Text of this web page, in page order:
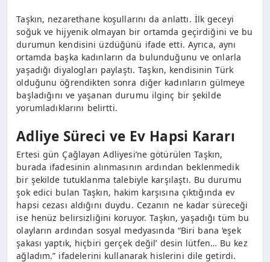
Taşkın, nezarethane koşullarını da anlattı. İlk geceyi
soğuk ve hijyenik olmayan bir ortamda geçirdiğini ve bu
durumun kendisini üzdüğünü ifade etti. Ayrıca, aynı
ortamda başka kadınların da bulunduğunu ve onlarla
yaşadığı diyalogları paylaştı. Taşkın, kendisinin Türk
olduğunu öğrendikten sonra diğer kadınların gülmeye
başladığını ve yaşanan durumu ilginç bir şekilde
yorumladıklarını belirtti.
Adliye Süreci ve Ev Hapsi Kararı
Ertesi gün Çağlayan Adliyesi’ne götürülen Taşkın,
burada ifadesinin alınmasının ardından beklenmedik
bir şekilde tutuklanma talebiyle karşılaştı. Bu durumu
şok edici bulan Taşkın, hakim karşısına çıktığında ev
hapsi cezası aldığını duydu. Cezanın ne kadar süreceği
ise henüz belirsizliğini koruyor. Taşkın, yaşadığı tüm bu
olayların ardından sosyal medyasında “Biri bana ‘eşek
şakası yaptık, hiçbiri gerçek değil’ desin lütfen… Bu kez
ağladım.” ifadelerini kullanarak hislerini dile getirdi.